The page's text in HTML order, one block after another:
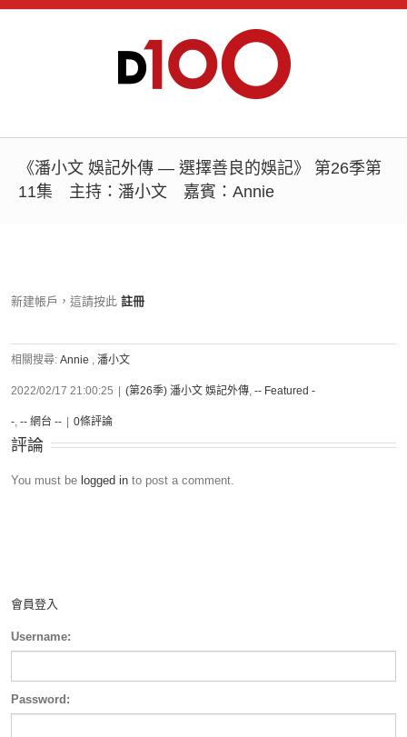
《潘小文 娛記外傳 — 選擇善良的娛記》 第26季第
11集 主持：潘小文 嘉賓：Annie
新建帳戶，這請按此 註冊
相關搜尋: Annie , 潘小文
2022/02/17 21:00:25 (第26季) 潘小文 娛記外傳, -- Featured -
-, -- 網台 -- 0條評論
評論
You must be logged in to post a comment.
會員登入
Username:
Password: